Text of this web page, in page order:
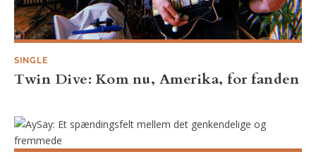
SINGLE
Twin Dive: Kom nu, Amerika, for fanden